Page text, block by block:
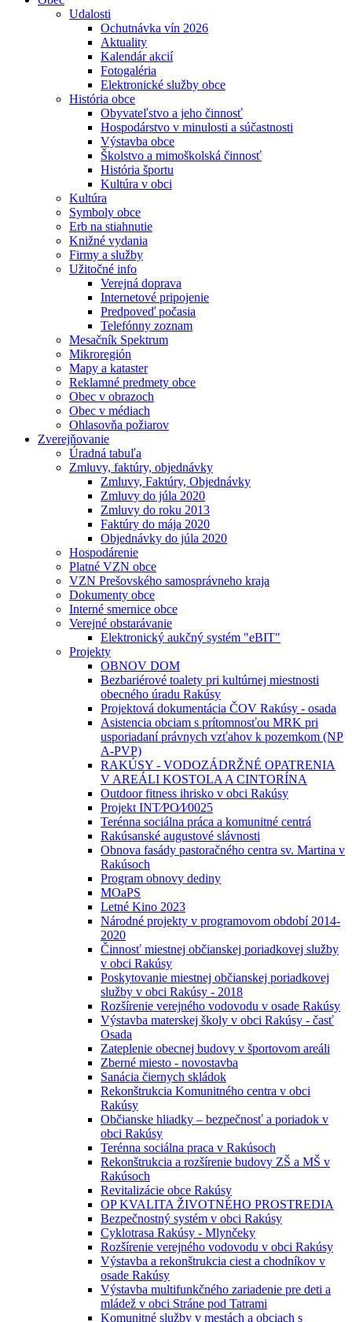
Udalosti
Ochutnávka vín 2026
Aktuality
Kalendár akcií
Fotogaléria
Elektronické služby obce
História obce
Obyvateľstvo a jeho činnosť
Hospodárstvo v minulosti a súčastnosti
Výstavba obce
Školstvo a mimoškolská činnosť
História športu
Kultúra v obci
Kultúra
Symboly obce
Erb na stiahnutie
Knižné vydania
Firmy a služby
Užitočné info
Verejná doprava
Internetové pripojenie
Predpoveď počasia
Telefónny zoznam
Mesačník Spektrum
Mikroregión
Mapy a kataster
Reklamné predmety obce
Obec v obrazoch
Obec v médiach
Ohlasovňa požiarov
Zverejňovanie
Úradná tabuľa
Zmluvy, faktúry, objednávky
Zmluvy, Faktúry, Objednávky
Zmluvy do júla 2020
Zmluvy do roku 2013
Faktúry do mája 2020
Objednávky do júla 2020
Hospodárenie
Platné VZN obce
VZN Prešovského samosprávneho kraja
Dokumenty obce
Interné smernice obce
Verejné obstarávanie
Elektronický aukčný systém "eBIT"
Projekty
OBNOV DOM
Bezbariérové toalety pri kultúrnej miestnosti
obecného úradu Rakúsy
Projektová dokumentácia ČOV Rakúsy - osada
Asistencia obciam s prítomnosťou MRK pri
usporiadaní právnych vzťahov k pozemkom (NP
A-PVP)
RAKÚSY - VODOZÁDRŽNÉ OPATRENIA
V AREÁLI KOSTOLA A CINTORÍNA
Outdoor fitness ihrisko v obci Rakúsy
Projekt INT⁄PO⁄I⁄0025
Terénna sociálna práca a komunitné centrá
Rakúsanské augustové slávnosti
Obnova fasády pastoračného centra sv. Martina v
Rakúsoch
Program obnovy dediny
MOaPS
Letné Kino 2023
Národné projekty v programovom období 2014-
2020
Činnosť miestnej občianskej poriadkovej služby
v obci Rakúsy
Poskytovanie miestnej občianskej poriadkovej
služby v obci Rakúsy - 2018
Rozšírenie verejného vodovodu v osade Rakúsy
Výstavba materskej školy v obci Rakúsy - časť
Osada
Zateplenie obecnej budovy v športovom areáli
Zberné miesto - novostavba
Sanácia čiernych skládok
Rekonštrukcia Komunitného centra v obci
Rakúsy
Občianske hliadky – bezpečnosť a poriadok v
obci Rakúsy
Terénna sociálna praca v Rakúsoch
Rekonštrukcia a rozšírenie budovy ZŠ a MŠ v
Rakúsoch
Revitalizácie obce Rakúsy
OP KVALITA ŽIVOTNÉHO PROSTREDIA
Bezpečnostný systém v obci Rakúsy
Cyklotrasa Rakúsy - Mlynčeky
Rozšírenie verejného vodovodu v obci Rakúsy
Výstavba a rekonštrukcia ciest a chodníkov v
osade Rakúsy
Výstavba multifunkčného zariadenie pre deti a
mládež v obci Stráne pod Tatrami
Komunitné služby v mestách a obciach s